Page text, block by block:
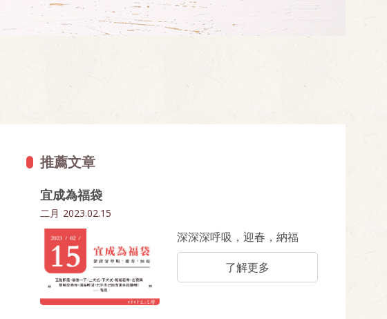
推薦文章
宜成為福袋
二月 2023.02.15
深深深呼吸，迎春，納福
了解更多